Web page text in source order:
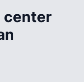
center